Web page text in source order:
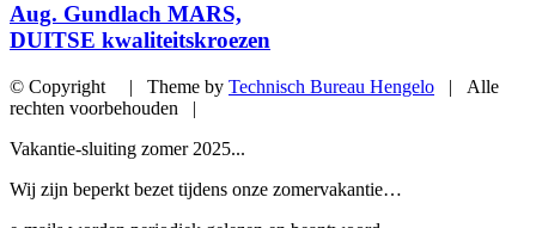
Aug. Gundlach MARS,
DUITSE kwaliteitskroezen
© Copyright | Theme by Technisch Bureau Hengelo | Alle
rechten voorbehouden |
Vakantie-sluiting zomer 2025...
Wij zijn beperkt bezet tijdens onze zomervakantie…